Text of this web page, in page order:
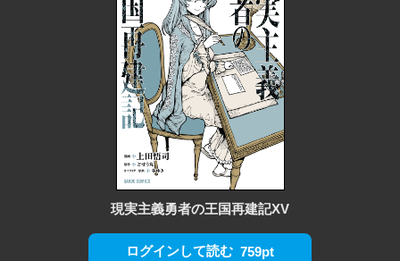
現実主義勇者の王国再建記XV
ログインして読む 759pt